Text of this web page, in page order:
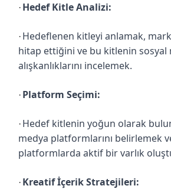
· Hedef Kitle Analizi:
· Hedeflenen kitleyi anlamak,
hitap ettiğini ve bu kitlenin sosyal
alışkanlıklarını incelemek.
· Platform Seçimi:
· Hedef kitlenin yoğun olarak
medya platformlarını belirlemek
platformlarda aktif bir varlık
· Kreatif İçerik Stratejileri: